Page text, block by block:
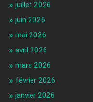
juillet 2026
juin 2026
mai 2026
avril 2026
mars 2026
février 2026
janvier 2026